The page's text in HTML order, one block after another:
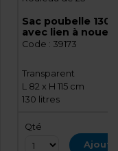
Sac poubelle 130
avec lien à nouer
poubelle
Code : 39173
Transparent
L 82 x H 115 cm
130 litres
Qté